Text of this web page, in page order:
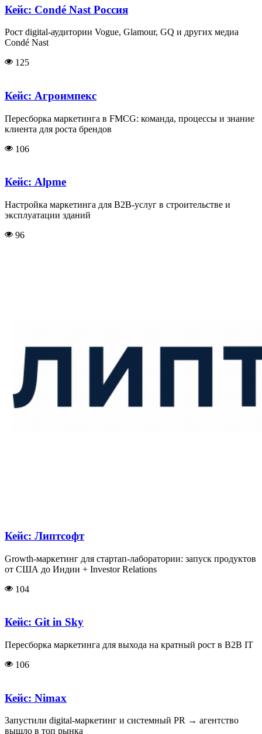
Кейс: Condé Nast Россия
Рост digital-аудитории Vogue, Glamour, GQ и других медиа
Condé Nast
125
Кейс: Агроимпекс
Пересборка маркетинга в FMCG: команда, процессы и знание
клиента для роста брендов
106
Кейс: Alpme
Настройка маркетинга для B2B-услуг в строительстве и
эксплуатации зданий
96
Кейс: Липтсофт
Growth-маркетинг для стартап-лаборатории: запуск продуктов
от США до Индии + Investor Relations
104
Кейс: Git in Sky
Пересборка маркетинга для выхода на кратный рост в B2B IT
106
Кейс: Nimax
Запустили digital-маркетинг и системный PR → агентство
вышло в топ рынка